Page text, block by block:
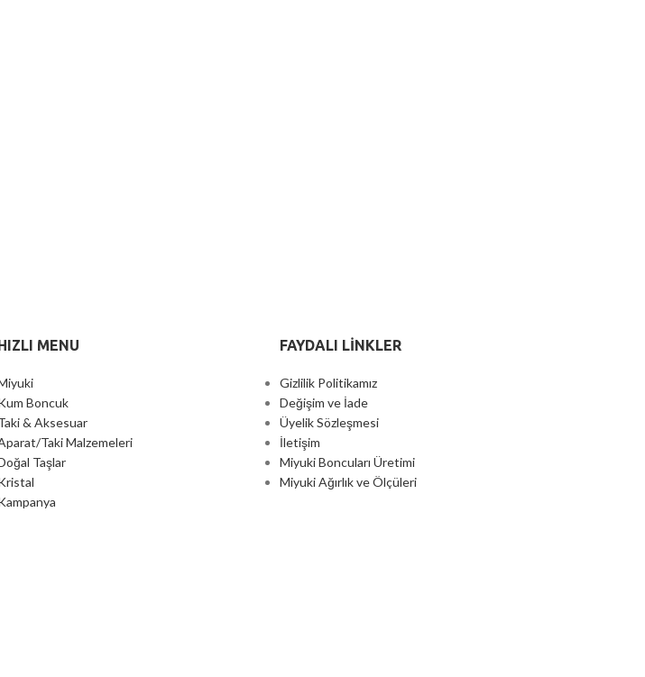
HIZLI MENU
Boncuk
& Aksesuar
Taki Malzemeleri
Taşlar
FAYDALI LİNKLER
Gizlilik Politikamız
Değişim ve İade
Üyelik Sözleşmesi
İletişim
Miyuki Boncuları Üretimi
Miyuki Ağırlık ve Ölçüleri